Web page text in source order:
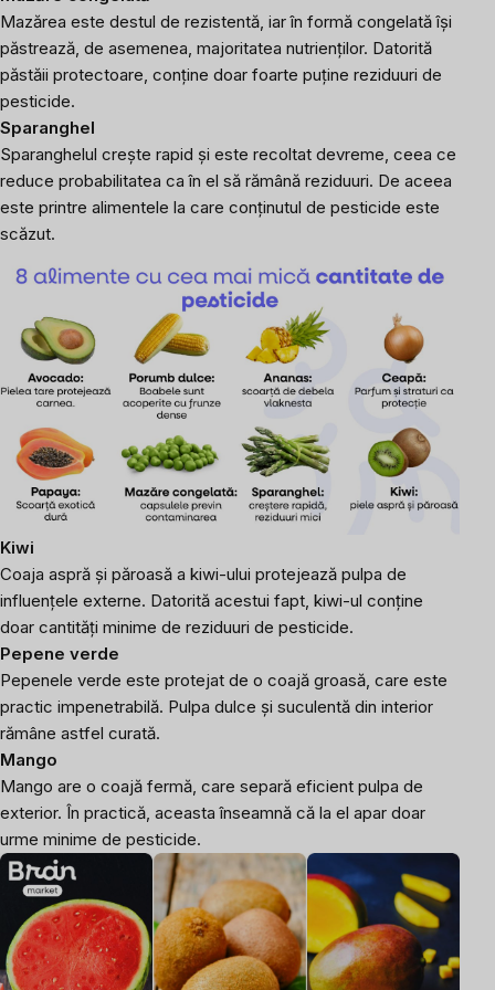
Mazărea este destul de rezistentă, iar în formă congelată își
păstrează, de asemenea, majoritatea nutrienților. Datorită
păstăii protectoare, conține doar foarte puține reziduuri de
pesticide.
Sparanghel
Sparanghelul crește rapid și este recoltat devreme, ceea ce
reduce probabilitatea ca în el să rămână reziduuri. De aceea
este printre alimentele la care conținutul de pesticide este
scăzut.
Kiwi
Coaja aspră și păroasă a kiwi-ului protejează pulpa de
influențele externe. Datorită acestui fapt, kiwi-ul conține
doar cantități minime de reziduuri de pesticide.
Pepene verde
Pepenele verde este protejat de o coajă groasă, care este
practic impenetrabilă. Pulpa dulce și suculentă din interior
rămâne astfel curată.
Mango
Mango are o coajă fermă, care separă eficient pulpa de
exterior. În practică, aceasta înseamnă că la el apar doar
urme minime de pesticide.